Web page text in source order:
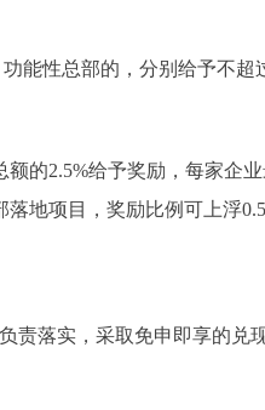
性总部的，分别给予不超
2.5%给予奖励，每家企业
地项目，奖励比例可上浮
落实，采取免申即享的兑